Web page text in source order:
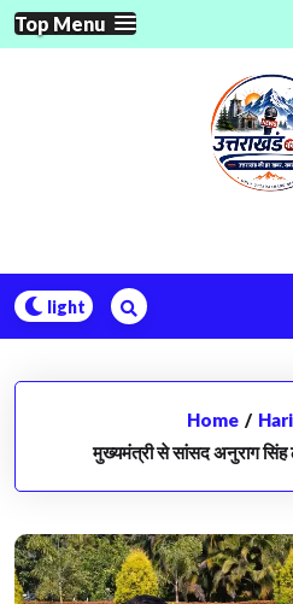
Skip
to
Top Menu
Home /
मुख्यमंत्री से सांसद अनुराग सिंह